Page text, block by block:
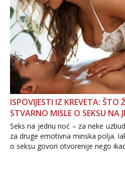
ISPOVIJESTI IZ KREVETA: ŠTO
STVARNO MISLE O SEKSU NA
Seks na jednu noć – za neke
za druge emotivna minska polja.
o seksu govori otvorenije nego
dalje izaziva burne rasprave.